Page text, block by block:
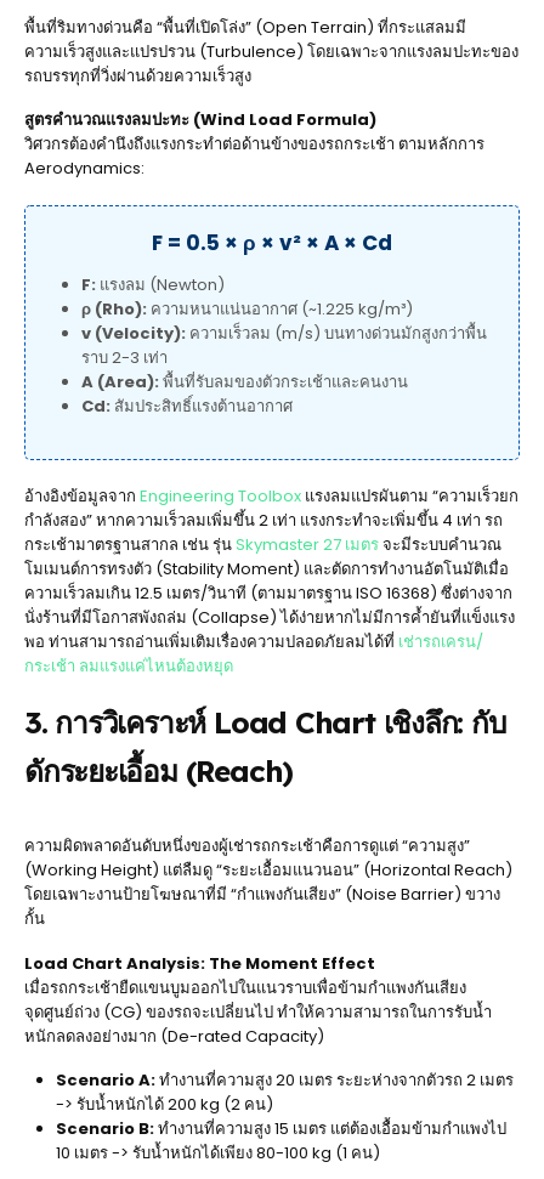
พื้นที่ริมทางด่วนคือ “พื้นที่เปิดโล่ง” (Open Terrain) ที่กระแสลมมี
ความเร็วสูงและแปรปรวน (Turbulence) โดยเฉพาะจากแรงลมปะทะของ
รถบรรทุกที่วิ่งผ่านด้วยความเร็วสูง
สูตรคำนวณแรงลมปะทะ (Wind Load Formula)
วิศวกรต้องคำนึงถึงแรงกระทำต่อด้านข้างของรถกระเช้า ตามหลักการ
Aerodynamics:
F = 0.5 × ρ × v² × A × Cd
F: แรงลม (Newton)
ρ (Rho): ความหนาแน่นอากาศ (~1.225 kg/m³)
v (Velocity): ความเร็วลม (m/s) บนทางด่วนมักสูงกว่าพื้น
ราบ 2-3 เท่า
A (Area): พื้นที่รับลมของตัวกระเช้าและคนงาน
Cd: สัมประสิทธิ์แรงต้านอากาศ
อ้างอิงข้อมูลจาก Engineering Toolbox แรงลมแปรผันตาม “ความเร็วยก
กำลังสอง” หากความเร็วลมเพิ่มขึ้น 2 เท่า แรงกระทำจะเพิ่มขึ้น 4 เท่า รถ
กระเช้ามาตรฐานสากล เช่น รุ่นSkymaster 27 เมตรจะมีระบบคำนวณ
โมเมนต์การทรงตัว (Stability Moment) และตัดการทำงานอัตโนมัติเมื่อ
ความเร็วลมเกิน 12.5 เมตร/วินาที (ตามมาตรฐาน ISO 16368) ซึ่งต่างจาก
นั่งร้านที่มีโอกาสพังถล่ม (Collapse) ได้ง่ายหากไม่มีการค้ำยันที่แข็งแรง
พอ ท่านสามารถอ่านเพิ่มเติมเรื่องความปลอดภัยลมได้ที่ เช่ารถเครน/
กระเช้า ลมแรงแค่ไหนต้องหยุด
3. การวิเคราะห์ Load Chart เชิงลึก: กับ
ดักระยะเอื้อม (Reach)
ความผิดพลาดอันดับหนึ่งของผู้เช่ารถกระเช้าคือการดูแต่ “ความสูง”
(Working Height) แต่ลืมดู “ระยะเอื้อมแนวนอน” (Horizontal Reach)
โดยเฉพาะงานป้ายโฆษณาที่มี “กำแพงกันเสียง” (Noise Barrier) ขวาง
กั้น
Load Chart Analysis: The Moment Effect
เมื่อรถกระเช้ายืดแขนบูมออกไปในแนวราบเพื่อข้ามกำแพงกันเสียง
จุดศูนย์ถ่วง (CG) ของรถจะเปลี่ยนไป ทำให้ความสามารถในการรับน้ำ
หนักลดลงอย่างมาก (De-rated Capacity)
Scenario A:ทำงานที่ความสูง 20 เมตร ระยะห่างจากตัวรถ 2 เมตร
-> รับน้ำหนักได้ 200 kg (2 คน)
Scenario B:ทำงานที่ความสูง 15 เมตร แต่ต้องเอื้อมข้ามกำแพงไป
10 เมตร -> รับน้ำหนักได้เพียง 80-100 kg (1 คน)